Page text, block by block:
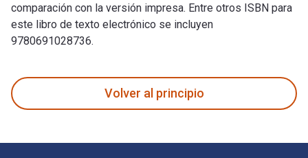
comparación con la versión impresa. Entre otros ISBN para
este libro de texto electrónico se incluyen
9780691028736.
Volver al principio